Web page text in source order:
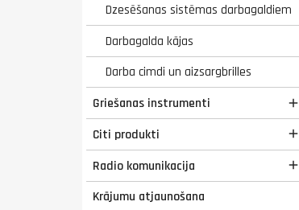
Dzesēšanas sistēmas darbagaldiem
Darbagalda kājas
Darba cimdi un aizsargbrilles
Griešanas instrumenti

Citi produkti 
Radio komunikacija 
Krājumu atjaunošana